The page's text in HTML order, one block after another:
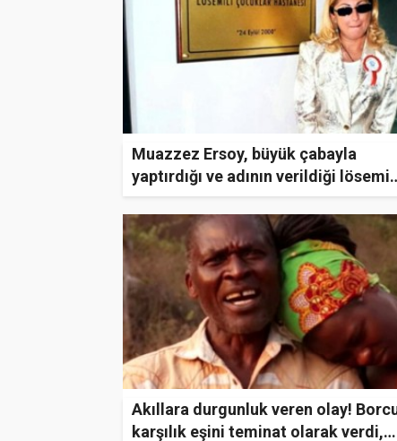
Muazzez Ersoy, büyük çabayla
yaptırdığı ve adının verildiği lösemi
hastanesinin isminin
sitem etti
Akıllara durgunluk veren olay!
karşılık eşini teminat olarak verdi,